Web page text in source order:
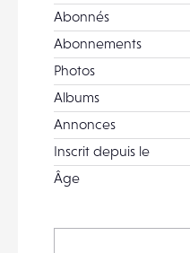
Abonnés
Abonnements
Photos
Albums
Annonces
Inscrit depuis le
Âge